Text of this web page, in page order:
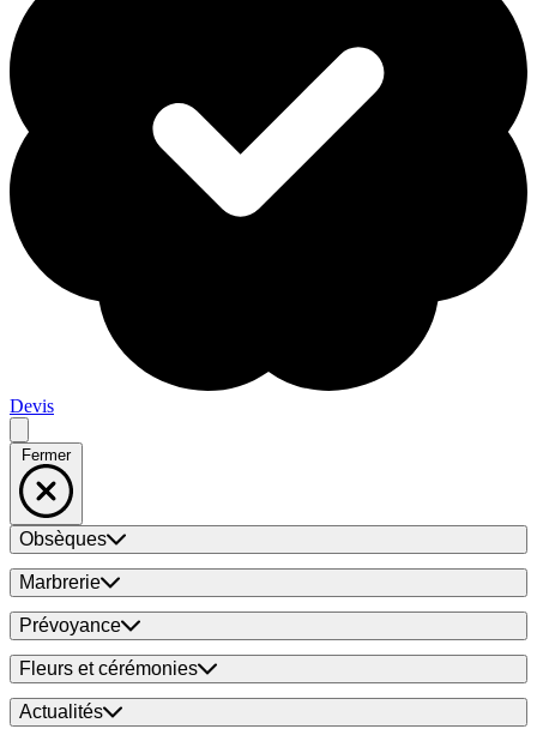
Devis
Fermer
Obsèques
Marbrerie
Prévoyance
Fleurs et cérémonies
Actualités